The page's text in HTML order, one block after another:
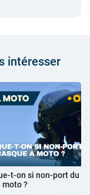
intéresser
t-on si non-port du
moto ?